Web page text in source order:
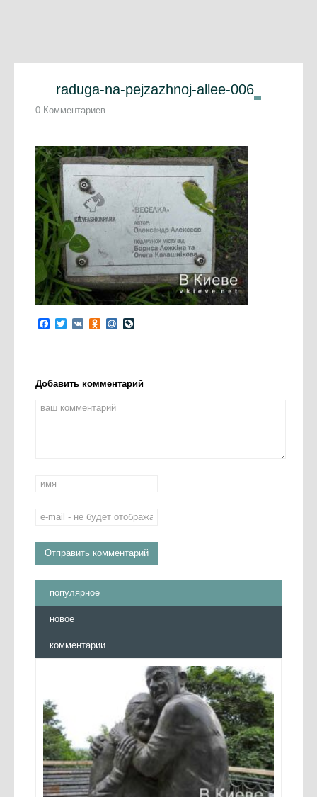
raduga-na-pejzazhnoj-allee-006
0 Комментариев
Facebook
Twitter
VK Odnoklassniki
Mail.Ru
Добавить комментарий
популярное
новое
комментарии